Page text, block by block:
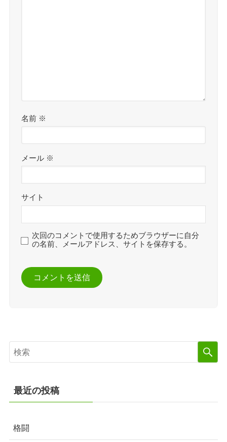
名前 ※
メール ※
サイト
次回のコメントで使用するためブラウザーに自分
の名前、メールアドレス、サイトを保存する。
最近の投稿
格闘